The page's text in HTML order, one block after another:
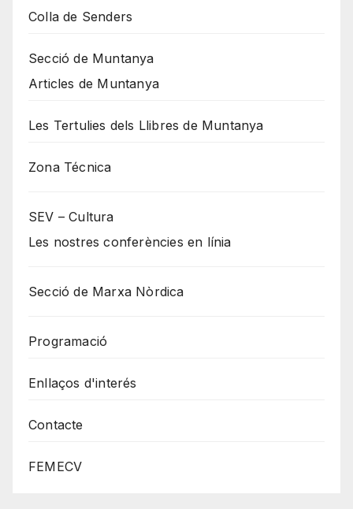
Colla de Senders
Secció de Muntanya
Articles de Muntanya
Les Tertulies dels Llibres de Muntanya
Zona Técnica
SEV – Cultura
Les nostres conferències en línia
Secció de Marxa Nòrdica
Programació
Enllaços d'interés
Contacte
FEMECV